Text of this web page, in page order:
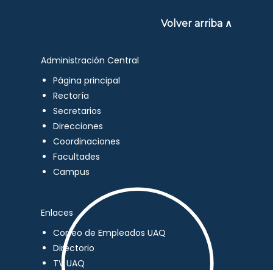
Volver arriba ∧
Administración Central
Página principal
Rectoría
Secretarios
Direcciones
Coordinaciones
Facultades
Campus
Enlaces
Correo de Empleados UAQ
Directorio
TV UAQ